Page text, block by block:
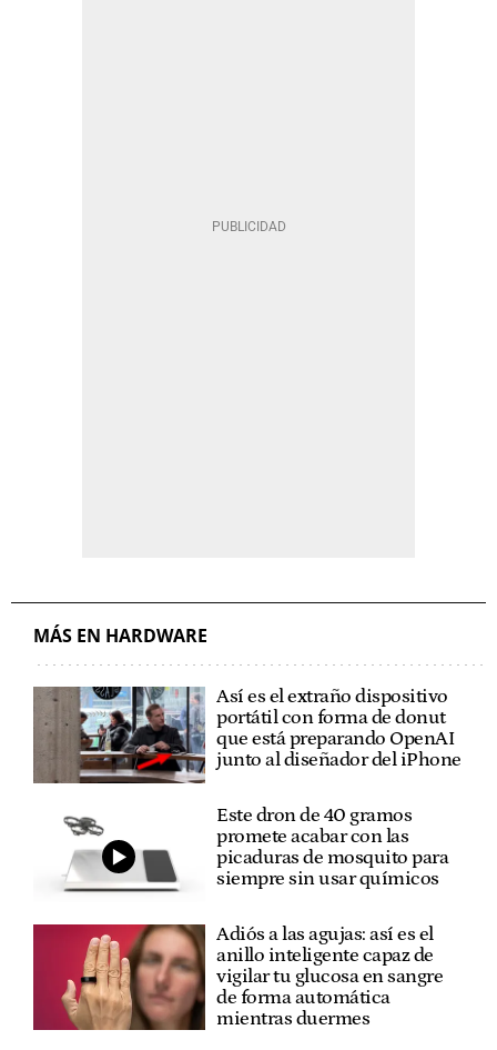
MÁS EN HARDWARE
Así es el extraño dispositivo
portátil con forma de donut
que está preparando OpenAI
junto al diseñador del iPhone
Este dron de 40 gramos
promete acabar con las
picaduras de mosquito para
siempre sin usar químicos
Adiós a las agujas: así es el
anillo inteligente capaz de
vigilar tu glucosa en sangre
de forma automática
mientras duermes